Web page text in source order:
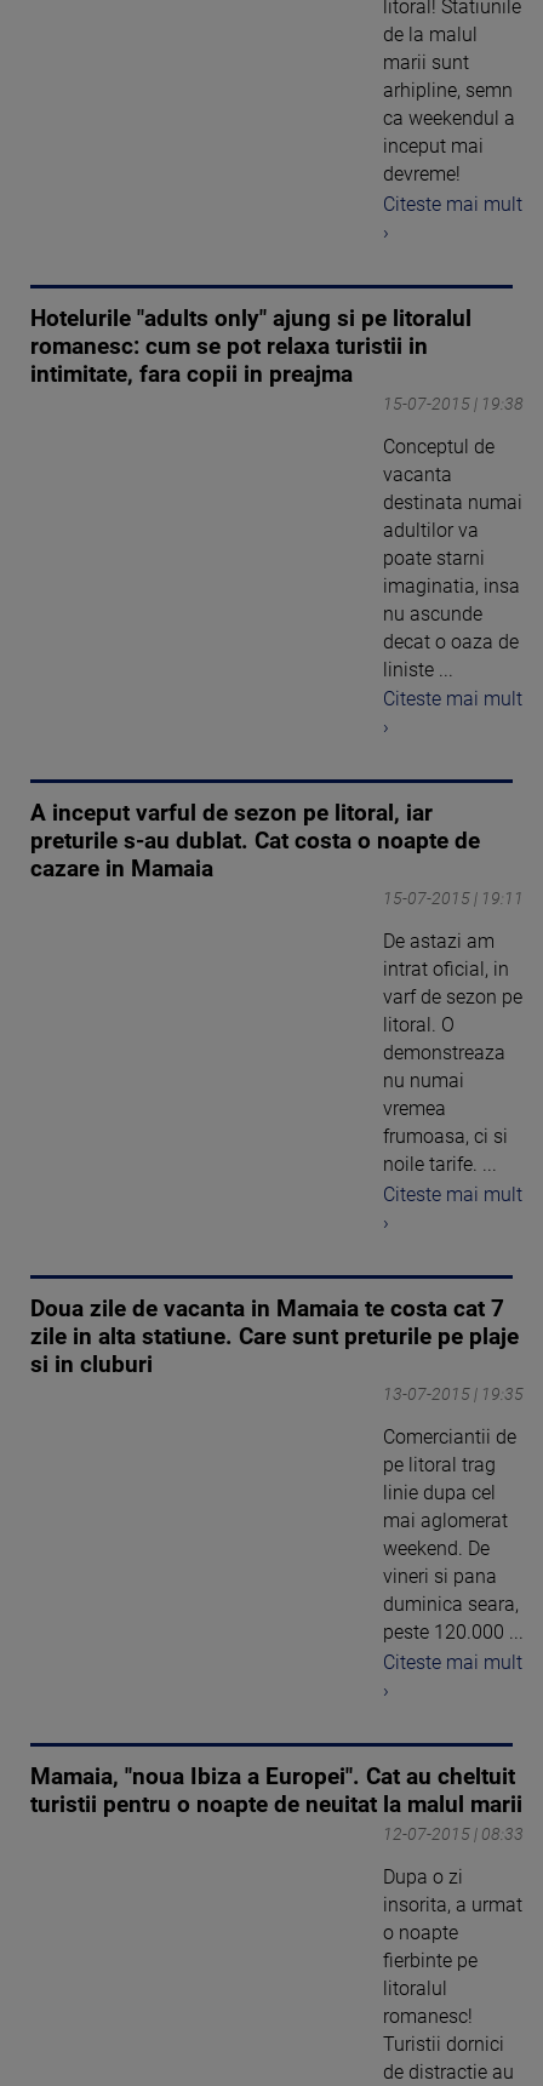
litoral! Statiunile
de la malul
marii sunt
arhipline, semn
ca weekendul a
inceput mai
devreme!
Citeste mai mult
›
Hotelurile "adults only" ajung si pe litoralul
romanesc: cum se pot relaxa turistii in
intimitate, fara copii in preajma
15-07-2015 | 19:38
Conceptul de
vacanta
destinata numai
adultilor va
poate starni
imaginatia, insa
nu ascunde
decat o oaza de
liniste ...
Citeste mai mult
›
A inceput varful de sezon pe litoral, iar
preturile s-au dublat. Cat costa o noapte de
cazare in Mamaia
15-07-2015 | 19:11
De astazi am
intrat oficial, in
varf de sezon pe
litoral. O
demonstreaza
nu numai
vremea
frumoasa, ci si
noile tarife. ...
Citeste mai mult
›
Doua zile de vacanta in Mamaia te costa cat 7
zile in alta statiune. Care sunt preturile pe plaje
si in cluburi
13-07-2015 | 19:35
Comerciantii de
pe litoral trag
linie dupa cel
mai aglomerat
weekend. De
vineri si pana
duminica seara,
peste 120.000 ...
Citeste mai mult
›
Mamaia, "noua Ibiza a Europei". Cat au cheltuit
turistii pentru o noapte de neuitat la malul marii
12-07-2015 | 08:33
Dupa o zi
insorita, a urmat
o noapte
fierbinte pe
litoralul
romanesc!
Turistii dornici
de distractie au